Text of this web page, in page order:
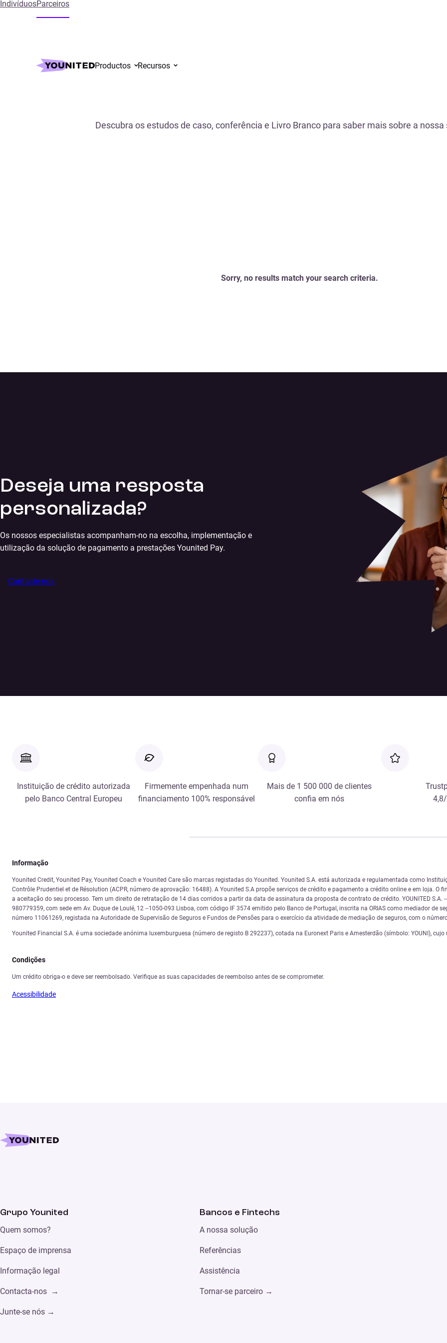
IndivíduosParceiros
Productos Recursos
Inicial References
Descubra os estudos de caso, conferência e Livro Branco para saber mais sobre a
Sorry, no results match your search criteria.
Deseja uma resposta
personalizada?
Os nossos especialistas acompanham-no na escolha, implementação e
utilização da solução de pagamento a prestações Younited Pay.
Contacte-nos
Instituição de crédito autorizada
pelo Banco Central Europeu
Firmemente empenhada num
financiamento 100% responsável
Mais de 1 500 000 de clientes
confia em nós
Informação
Younited Credit, Younited Pay, Younited Coach e Younited Care são marcas registadas do Younited. Younited S.A. está autorizada e regulamentada como
Contrôle Prudentiel et de Résolution (ACPR, número de aprovação: 16488). A Younited S.A propõe serviços de crédito e pagamento a crédito online e em loja.
a aceitação do seu processo. Tem um direito de retratação de 14 dias corridos a partir da data de assinatura da proposta de contrato de crédito. YOUNITED S.A.
980779359, com sede em Av. Duque de Loulé, 12 –1050-093 Lisboa, com código IF 3574 emitido pelo Banco de Portugal, inscrita na ORIAS como mediador de
número 11061269, registada na Autoridade de Supervisão de Seguros e Fundos de Pensões para o exercício da atividade de mediação de seguros, com o
Younited Financial S.A. é uma sociedade anónima luxemburguesa (número de registo B 292237), cotada na Euronext Paris e Amesterdão (símbolo: YOUNI),
Condições
Um crédito obriga-o e deve ser reembolsado. Verifique as suas capacidades de reembolso antes de se comprometer.
Acessibilidade
Grupo Younited
Quem somos?
Espaço de imprensa
Informação legal
Contacta-nos →
Junte-se nós →
Bancos e Fintechs
A nossa solução
Referências
Assistência
Tornar-se parceiro →